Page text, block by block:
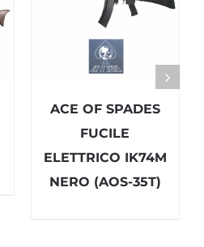
ACE OF SPADES
FUCILE
ELETTRICO IK74M
NERO (AOS-35T)